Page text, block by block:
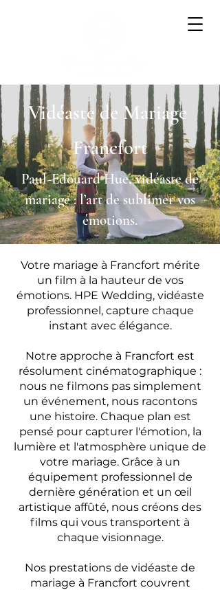
Vidéaste de Mariage
Francfort
Paul-Edouard Hue, vidéaste de
mariage : l’art de sublimer vos
émotions.
Votre mariage à Francfort mérite
un film à la hauteur de vos
émotions. HPE Wedding, vidéaste
professionnel, capture chaque
instant avec élégance.
Notre approche à Francfort est
résolument cinématographique :
nous ne filmons pas simplement
un événement, nous racontons
une histoire. Chaque plan est
pensé pour capturer l'émotion, la
lumière et l'atmosphère unique de
votre mariage. Grâce à un
équipement professionnel de
dernière génération et un œil
artistique affûté, nous créons des
films qui vous transportent à
chaque visionnage.
Nos prestations de vidéaste de
mariage à Francfort couvrent